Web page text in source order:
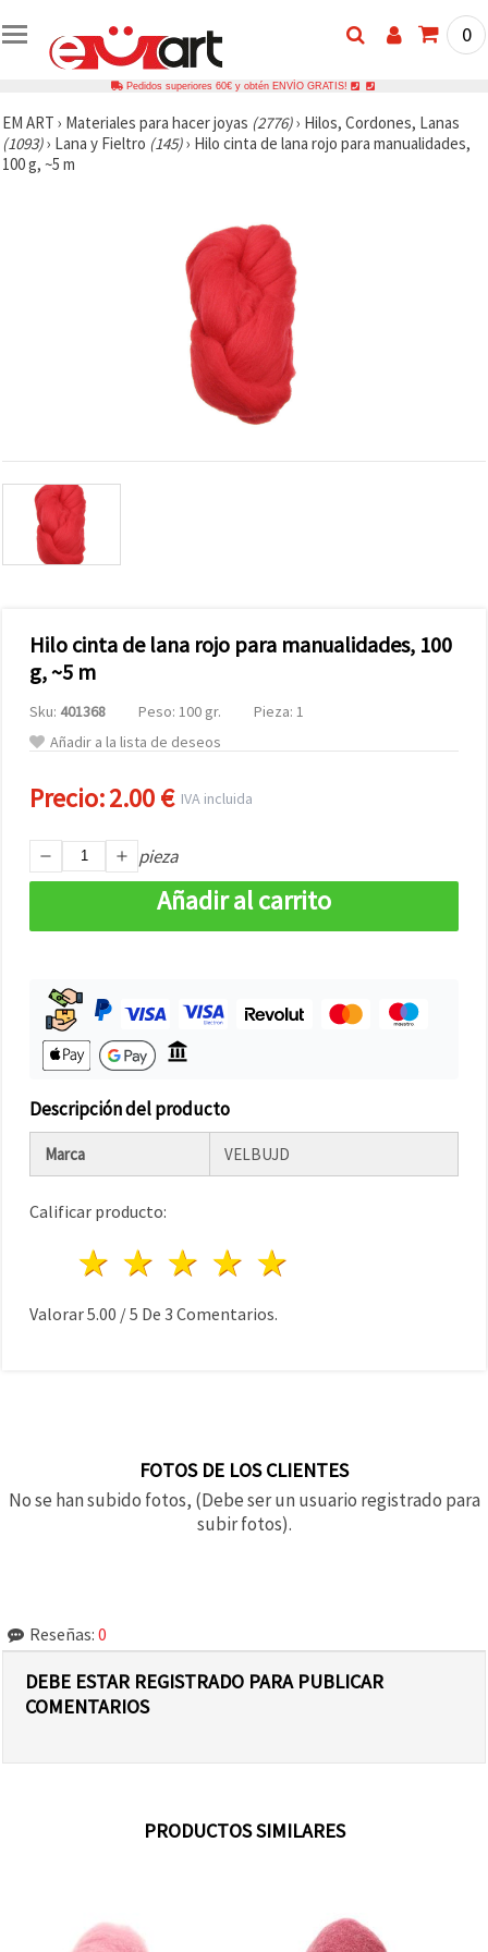
0
Pedidos superiores 60€ y obtén ENVÍO GRATIS!
EM ART › Materiales para hacer joyas (2776)› Hilos, Cordones, Lanas
(1093)› Lana y Fieltro (145)› Hilo cinta de lana rojo para manualidades,
100 g, ~5 m
Hilo cinta de lana rojo para manualidades, 100
g, ~5 m
Sku: 401368 Peso: 100 gr.
Pieza: 1
Añadir a la lista de deseos
Precio:2.00 €IVA incluida
pieza
Añadir al carrito
Descripción del producto
Marca VELBUJD
Calificar producto:
4 estrellas
3 estrellas
2 estrellas
1 estrella
Valorar5.00 /5 De 3 Comentarios.
FOTOS DE LOS CLIENTES
No se han subido fotos, (Debe ser un usuario registrado para
subir fotos).
Reseñas: 0
DEBE ESTAR REGISTRADO PARA PUBLICAR
COMENTARIOS
PRODUCTOS SIMILARES